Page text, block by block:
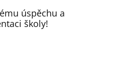
úspěchu a
školy!